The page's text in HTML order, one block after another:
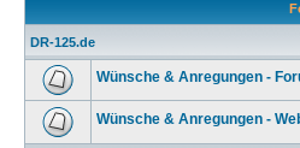
DR-125.de
Wünsche & Anregungen -
Wünsche & Anregungen -